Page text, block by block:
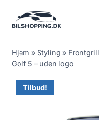
Hjem » Styling » Frontgrill
Golf 5 – uden logo
Tilbud!